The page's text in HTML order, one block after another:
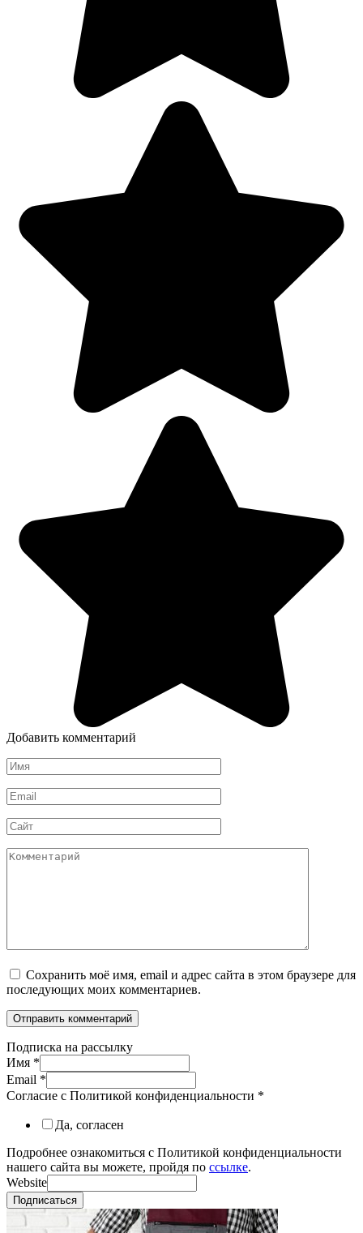
Добавить комментарий
Имя
*
Email
*
Сайт
Комментарий
Сохранить моё имя, email и адрес сайта в этом браузере для
последующих моих комментариев.
Подписка на рассылку
Имя *
Email *
Согласие с Политикой конфиденциальности *
Да, согласен
Подробнее ознакомиться с Политикой конфиденциальности
нашего сайта вы можете, пройдя по ссылке.
Website
Подписаться